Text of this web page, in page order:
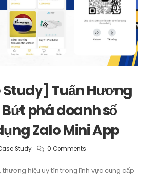
Study] Tuấn Hương
phá doanh số
Zalo Mini App
Study 0 Comments
, thương hiệu uy tín trong lĩnh vực cung cấp